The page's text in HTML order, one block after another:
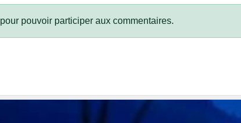
pour pouvoir participer aux commentaires.